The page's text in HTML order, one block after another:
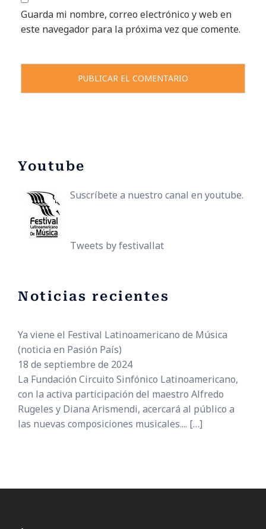
Guarda mi nombre, correo electrónico y web en
este navegador para la próxima vez que comente.
Youtube
Suscríbete a nuestro canal en youtube.
Tweets by festivallat
Noticias recientes
Ya viene el Festival Latinoamericano de Música
(noticia en Pasión País)
18 de septiembre de 2024
La Fundación Circuito Sinfónico Latinoamericano,
con la activa participación del maestro Alfredo
Rugeles y Diana Arismendi, acercará al público a
las nuevas composiciones musicales.... […]